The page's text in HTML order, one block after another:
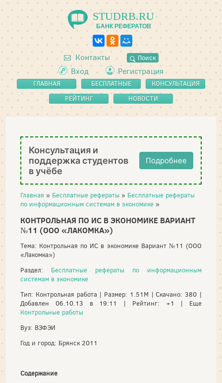
STUDRB.RU
БАНК РЕФЕРАТОВ
Контакты Поиск
Вход Регистрация
ГЛАВНАЯ
БЕСПЛАТНЫЕ
РЕФЕРАТЫ
КОНСУЛЬТАЦИЯ
РЕЙТИНГ
НОВОСТИ
Консультация и
поддержка студентов
в учёбе
Подробнее
Главная » Бесплатные рефераты » Бесплатные рефераты
по информационным системам в экономике »
КОНТРОЛЬНАЯ ПО ИС В ЭКОНОМИКЕ ВАРИАНТ
№11 (ООО «ЛАКОМКА»)
Тема: Контрольная по ИС в экономике Вариант №11 (ООО
«Лакомка»)
Раздел: Бесплатные рефераты по информационным
системам в экономике
Тип: Контрольная работа | Размер: 1.51M | Скачано: 380 |
Добавлен 06.10.13 в 19:11 | Рейтинг: +1 | Еще
Контрольные работы
Вуз: ВЗФЭИ
Год и город: Брянск 2011
Содержание